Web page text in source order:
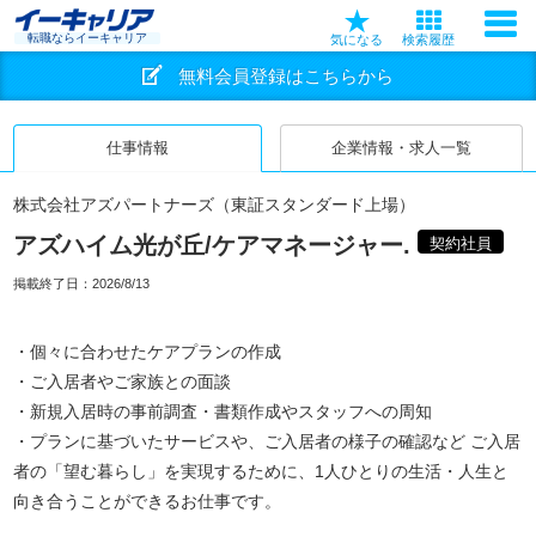
転職ならイーキャリア 気になる 検索履歴
無料会員登録はこちらから
仕事情報 企業情報・求人一覧
株式会社アズパートナーズ（東証スタンダード上場）
アズハイム光が丘/ケアマネージャー. 契約社員
掲載終了日： 2026/8/13
・個々に合わせたケアプランの作成
・ご入居者やご家族との面談
・新規入居時の事前調査・書類作成やスタッフへの周知
・プランに基づいたサービスや、ご入居者の様子の確認など ご入居
者の「望む暮らし」を実現するために、1人ひとりの生活・人生と
向き合うことができるお仕事です。